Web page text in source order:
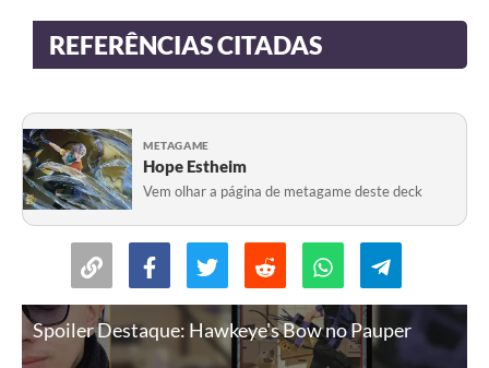
REFERÊNCIAS CITADAS
METAGAME
Hope Estheim
Vem olhar a página de metagame deste deck
Spoiler Destaque: Hawkeye's Bow no Pauper